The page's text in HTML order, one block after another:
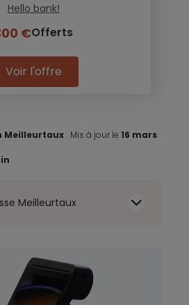
Hello bank!
€Offerts
Voir l'offre
Meilleurtaux . Mis à jour le 16 mars
Meilleurtaux